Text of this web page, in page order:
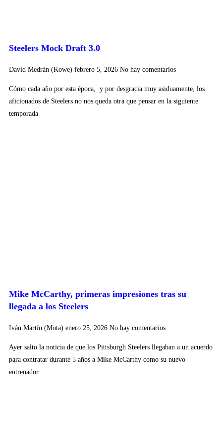
Steelers Mock Draft 3.0
David Medrán (Kowe) febrero 5, 2026 No hay comentarios
Cómo cada año por esta época, y por desgracia muy asiduamente, los
aficionados de Steelers no nos queda otra que pensar en la siguiente
temporada
Mike McCarthy, primeras impresiones tras su
llegada a los Steelers
Iván Martín (Mota) enero 25, 2026 No hay comentarios
Ayer salto la noticia de que los Pittsburgh Steelers llegaban a un acuerdo
para contratar durante 5 años a Mike McCarthy como su nuevo
entrenador